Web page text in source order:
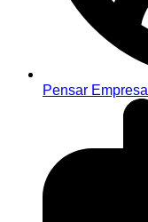
Pensar Empresa